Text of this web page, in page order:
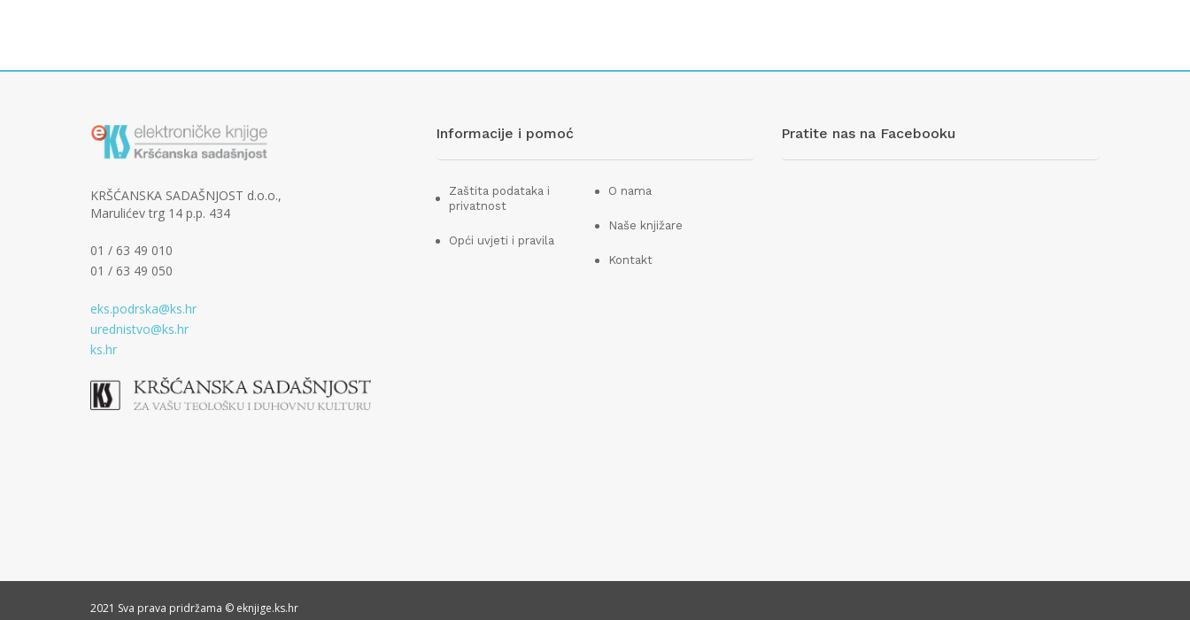
KRŠĆANSKA SADAŠNJOST d.o.o.,
Marulićev trg 14 p.p. 434
01 / 63 49 010
01 / 63 49 050
eks.podrska@ks.hr
urednistvo@ks.hr
ks.hr
Informacije i pomoć
Zaštita podataka i
privatnost
Opći uvjeti i pravila
O nama
Naše knjižare
Kontakt
Pratite nas na Facebooku
2021 Sva prava pridržama © eknjige.ks.hr